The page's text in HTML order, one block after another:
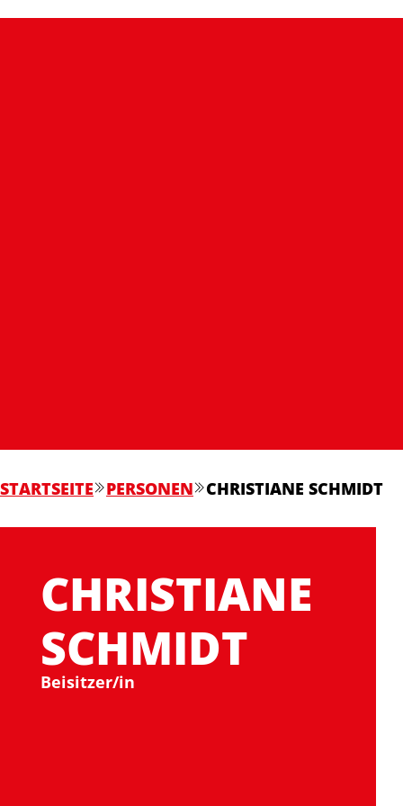
STARTSEITE PERSONEN CHRISTIANE SCHMIDT
CHRISTIANE
SCHMIDT
Beisitzer/in